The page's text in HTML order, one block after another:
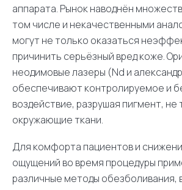
аппарата. Рынок наводнён
том числе и некачественными
могут не только оказаться
причинить серьёзный вред коже.
неодимовые лазеры (Nd и
обеспечивают контролируемое и
воздействие, разрушая пигмент, не
окружающие ткани.
Для комфорта пациентов и
ощущений во время процедуры
различные методы обезболивания,